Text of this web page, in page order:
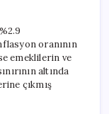
oranının
emeklilerin ve
altında
çıkmış